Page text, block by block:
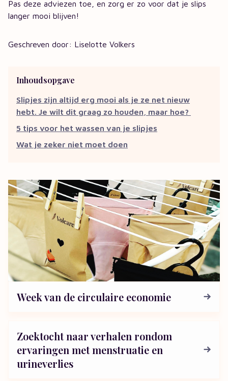
Pas deze adviezen toe, en zorg er zo voor dat je slips
langer mooi blijven!
Geschreven door: Liselotte Volkers
Inhoudsopgave
Slipjes zijn altijd erg mooi als je ze net nieuw
hebt. Je wilt dit graag zo houden, maar hoe?
5 tips voor het wassen van je slipjes
Wat je zeker niet moet doen
Week van de circulaire economie
Zoektocht naar verhalen rondom
ervaringen met menstruatie en
urineverlies